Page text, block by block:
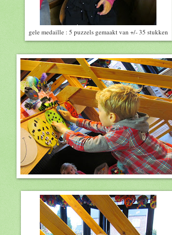
gele medaille : 5 puzzels gemaakt van +/- 35 stukken